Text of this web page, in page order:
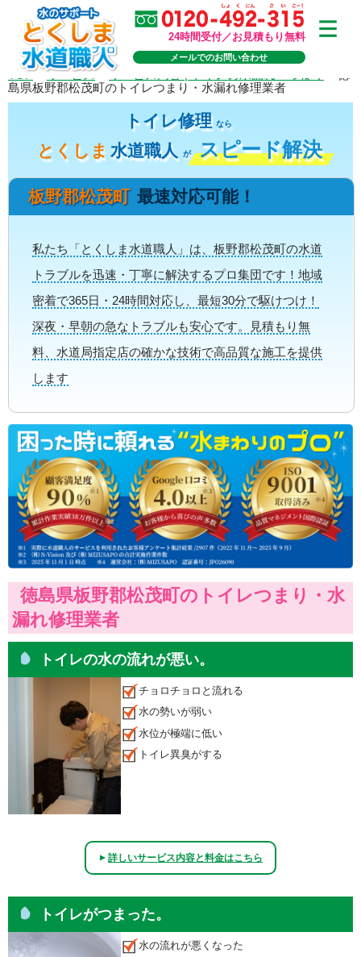
24時間受付／お見積もり無料
メールでのお問い合わせ
TOP>サービス> サービス内容 | トイレの水漏れ・つまり
島県板野郡松茂町のトイレつまり・水漏れ修理業者
トイレ修理 なら
とくしま 水道職人 が スピード解決
板野郡松茂町 最速対応可能！
私たち「とくしま水道職人」は、板野郡松茂町の水道
トラブルを迅速・丁寧に解決するプロ集団です！地域
密着で365日・24時間対応し、最短30分で駆けつけ！
深夜・早朝の急なトラブルも安心です。見積もり無
料、水道局指定店の確かな技術で高品質な施工を提供
します
徳島県板野郡松茂町のトイレつまり・水
漏れ修理業者
トイレの水の流れが悪い。
チョロチョロと流れる
水の勢いが弱い
水位が極端に低い
トイレ異臭がする
▲詳しいサービス内容と料金はこちら
トイレがつまった。
水の流れが悪くなった